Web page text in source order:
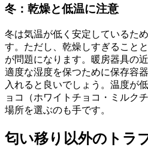
冬：乾燥と低温に注意
冬は気温が低く安定しているた
す。ただし、乾燥しすぎること
が問題になります。暖房器具の
適度な湿度を保つために保存容
入れると良いでしょう。温度が
ョコ（ホワイトチョコ・ミルク
場所を選ぶのも手です。
匂い移り以外のトラ